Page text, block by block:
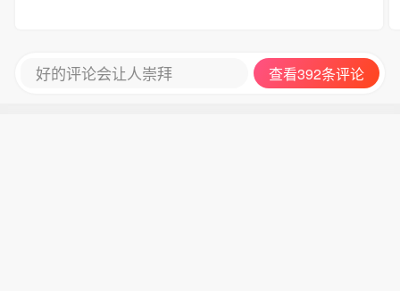
好的评论会让人崇拜 查看392条评论